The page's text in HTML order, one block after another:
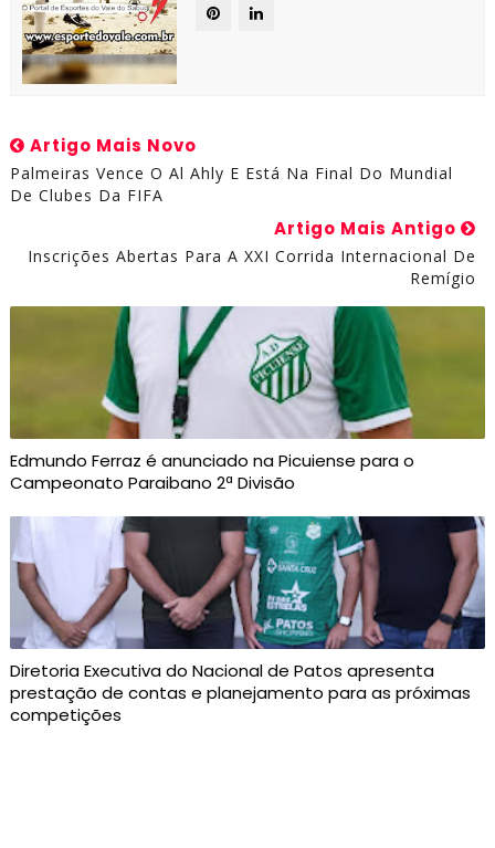
Artigo Mais Novo
Palmeiras Vence O Al Ahly E Está Na Final Do Mundial
De Clubes Da FIFA
Artigo Mais Antigo
Inscrições Abertas Para A XXI Corrida Internacional De
Remígio
Edmundo Ferraz é anunciado na Picuiense para o
Campeonato Paraibano 2ª Divisão
Diretoria Executiva do Nacional de Patos apresenta
prestação de contas e planejamento para as próximas
competições